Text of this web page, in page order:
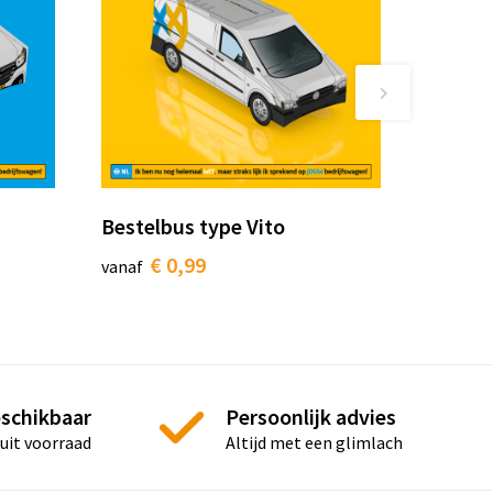
Bestelbus type Vito
vanaf € 0,99
voorraad
Persoonlijk advies
Altijd met een glimlach